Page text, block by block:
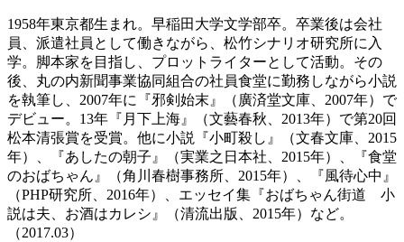
1958年東京都生まれ。早稲田大学文学部卒。卒業後は会社
員、派遣社員として働きながら、松竹シナリオ研究所に入
学。脚本家を目指し、プロットライターとして活動。その
後、丸の内新聞事業協同組合の社員食堂に勤務しながら小説
を執筆し、2007年に『邪剣始末』（廣済堂文庫、2007年）で
デビュー。13年『月下上海』（文藝春秋、2013年）で第20回
松本清張賞を受賞。他に小説『小町殺し』（文春文庫、2015
年）、『あしたの朝子』（実業之日本社、2015年）、『食堂
のおばちゃん』（角川春樹事務所、2015年）、『風待心中』
（PHP研究所、2016年）、エッセイ集『おばちゃん街道 小
説は夫、お酒はカレシ』（清流出版、2015年）など。
（2017.03）